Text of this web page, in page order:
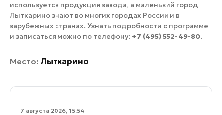
7 августа 2026, 15:54
используется продукция завода, а маленький город
Лыткарино знают во многих городах России и в
зарубежных странах. Узнать подробности о программе
и записаться можно по телефону: +7 (495) 552-49-80.
Место: Лыткарино